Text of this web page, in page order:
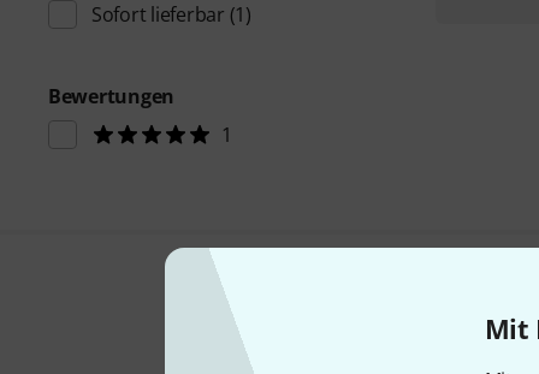
Mit
Sofort lieferbar (1)
Bewertungen
1